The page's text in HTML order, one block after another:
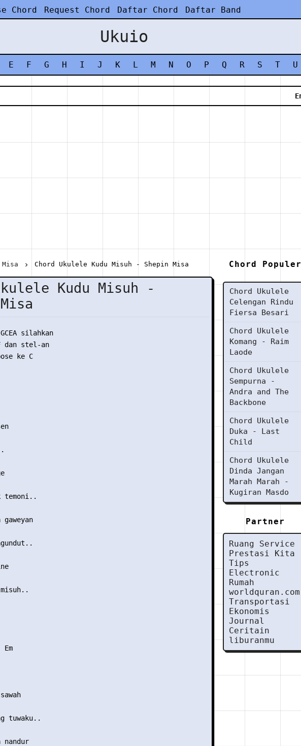
Chord Request Chord Daftar Chord Daftar Band
Ukuio
E F G H I J K L M N O P Q R S T U
Misa Chord Ukulele Kudu Misuh - Shepin Misa
Kudu Misuh -
silahkan
dan stel-an
ke C
temoni..
tuwaku..
nandur
Chord Populer
Chord Ukulele
Celengan Rindu
Fiersa Besari
Chord Ukulele
Komang - Raim
Laode
Chord Ukulele
Sempurna -
Andra and The
Backbone
Chord Ukulele
Duka - Last
Child
Chord Ukulele
Dinda Jangan
Marah Marah -
Kugiran Masdo
Partner
Ruang Service
Prestasi Kita
Tips
Electronic
Rumah
worldquran.com
Transportasi
Ekonomis
Journal
Ceritain
liburanmu